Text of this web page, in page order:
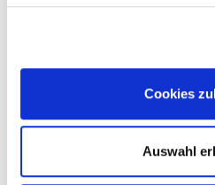
Cookies
Auswahl